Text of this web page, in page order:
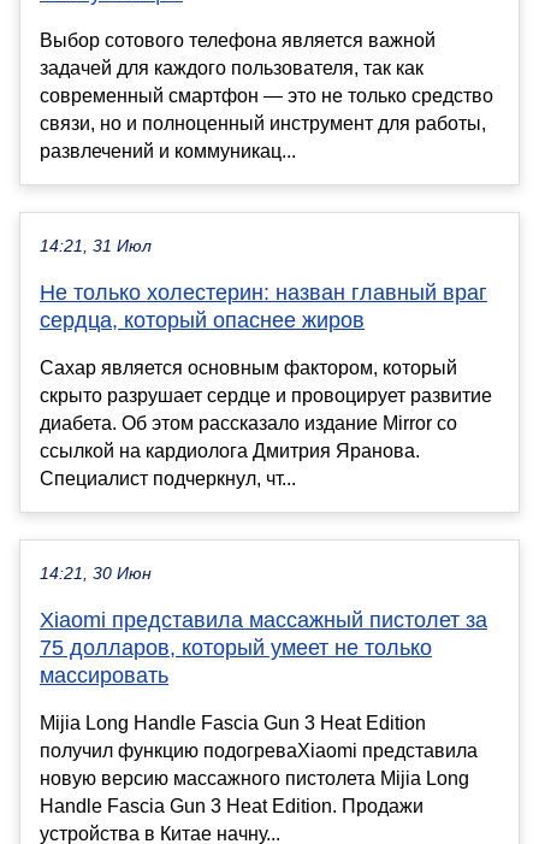
Выбор сотового телефона является важной
задачей для каждого пользователя, так как
современный смартфон — это не только средство
связи, но и полноценный инструмент для работы,
развлечений и коммуникац...
14:21, 31 Июл
Не только холестерин: назван главный враг
сердца, который опаснее жиров
Сахар является основным фактором, который
скрыто разрушает сердце и провоцирует развитие
диабета. Об этом рассказало издание Mirror со
ссылкой на кардиолога Дмитрия Яранова.
Специалист подчеркнул, чт...
14:21, 30 Июн
Xiaomi представила массажный пистолет за
75 долларов, который умеет не только
массировать
Mijia Long Handle Fascia Gun 3 Heat Edition
получил функцию подогреваXiaomi представила
новую версию массажного пистолета Mijia Long
Handle Fascia Gun 3 Heat Edition. Продажи
устройства в Китае начну...